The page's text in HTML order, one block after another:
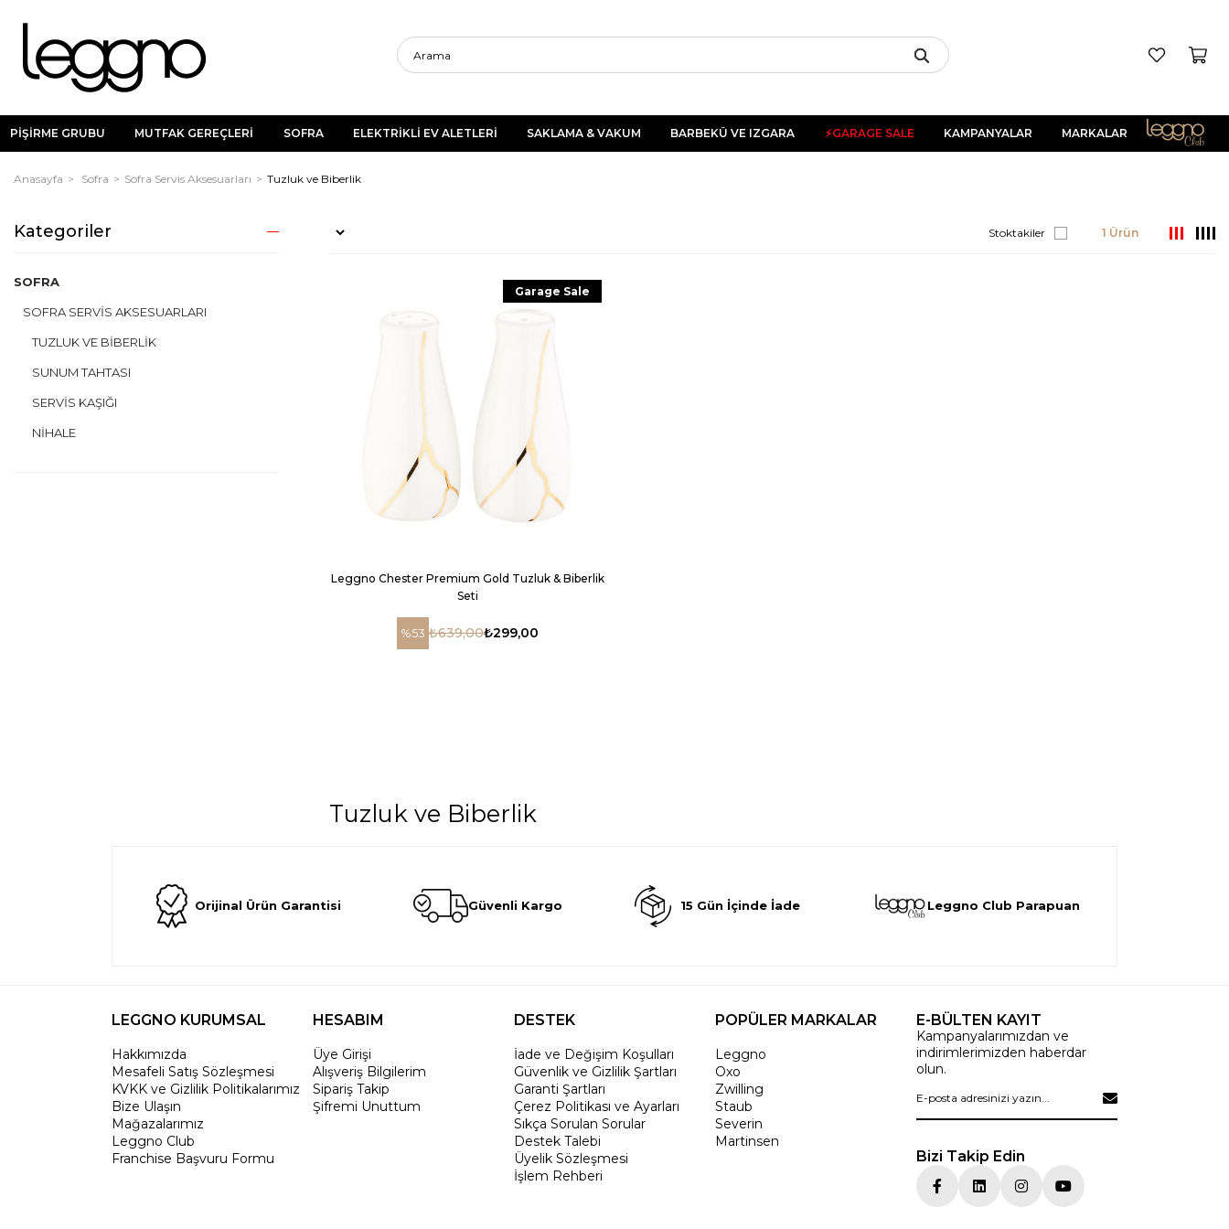
PİŞİRME GRUBU MUTFAK GEREÇLERİ SOFRA ELEKTRİKLİ EV ALETLERİ SAKLAMA & VAKUM BARBEKÜ VE IZGARA ⚡GARAGE SALE KAMPANYALAR MARKALAR
Anasayfa Sofra Sofra Servis Aksesuarları Tuzluk ve Biberlik
Kategoriler
SOFRA
SOFRA SERVIS AKSESUARLARI
TUZLUK VE BIBERLIK
SUNUM TAHTASI
SERVIS KAŞIĞI
NIHALE
Stoktakiler 1 Ürün
Leggno Chester Premium Gold Tuzluk & Biberlik
Seti
₺299,00
₺639,00
%53
Garage Sale
Tuzluk ve Biberlik
Orijinal Ürün Garantisi Güvenli Kargo 15 Gün İçinde İade Leggno Club Parapuan
LEGGNO KURUMSAL
Hakkımızda
Mesafeli Satış Sözleşmesi
KVKK ve Gizlilik Politikalarımız
Bize Ulaşın
Mağazalarımız
Leggno Club
Franchise Başvuru Formu
HESABIM
Üye Girişi
Alışveriş Bilgilerim
Sipariş Takip
Şifremi Unuttum
DESTEK
İade ve Değişim Koşulları
Güvenlik ve Gizlilik Şartları
Garanti Şartları
Çerez Politikası ve Ayarları
Sıkça Sorulan Sorular
Destek Talebi
Üyelik Sözleşmesi
İşlem Rehberi
POPÜLER MARKALAR
Leggno
Oxo
Zwilling
Staub
Severin
Martinsen
E-BÜLTEN KAYIT
Kampanyalarımızdan ve
indirimlerimizden haberdar
olun.
Bizi Takip Edin